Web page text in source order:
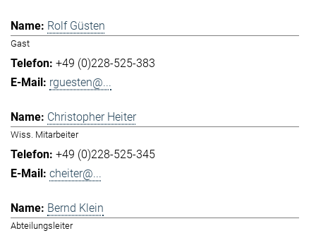
Rolf Güsten
Gast
+49 (0)228-525-383
rguesten@...
Christopher Heiter
Wiss. Mitarbeiter
+49 (0)228-525-345
cheiter@...
Bernd Klein
Abteilungsleiter